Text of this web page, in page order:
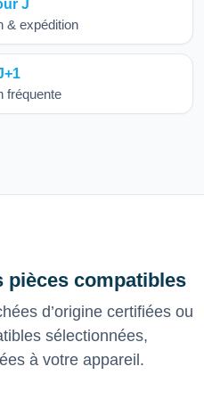
J
& expédition
fréquente
compatibles
d’origine certifiées ou
sélectionnées,
à votre appareil.